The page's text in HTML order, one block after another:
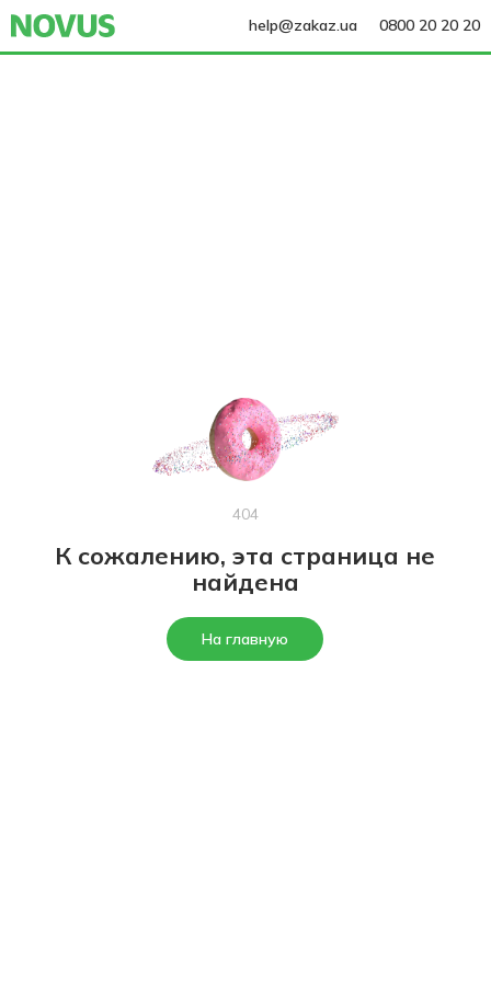
help@zakaz.ua 0800 20 20 20
404
К сожалению, эта страница не
найдена
На главную